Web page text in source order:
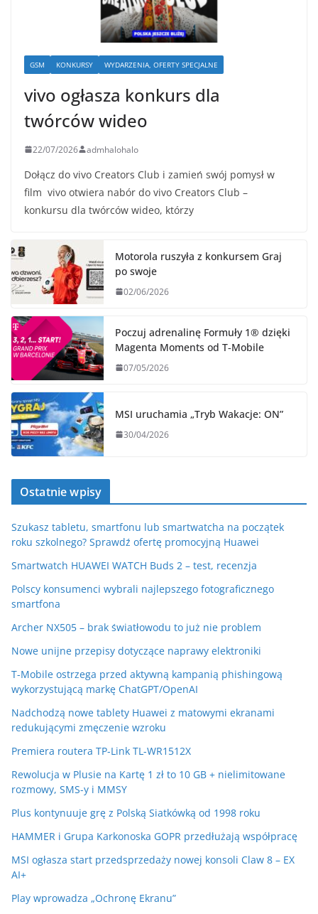
GSM KONKURSY WYDARZENIA, OFERTY SPECJALNE
vivo ogłasza konkurs dla
twórców wideo
22/07/2026 admhalohalo
Dołącz do vivo Creators Club i zamień swój pomysł w
film vivo otwiera nabór do vivo Creators Club –
konkursu dla twórców wideo, którzy
Motorola ruszyła z konkursem Graj
po swoje
02/06/2026
Poczuj adrenalinę Formuły 1® dzięki
Magenta Moments od T‑Mobile
07/05/2026
MSI uruchamia „Tryb Wakacje: ON”
30/04/2026
Ostatnie wpisy
Szukasz tabletu, smartfonu lub smartwatcha na początek
roku szkolnego? Sprawdź ofertę promocyjną Huawei
Smartwatch HUAWEI WATCH Buds 2 – test, recenzja
Polscy konsumenci wybrali najlepszego fotograficznego
smartfona
Archer NX505 – brak światłowodu to już nie problem
Nowe unijne przepisy dotyczące naprawy elektroniki
T-Mobile ostrzega przed aktywną kampanią phishingową
wykorzystującą markę ChatGPT/OpenAI
Nadchodzą nowe tablety Huawei z matowymi ekranami
redukującymi zmęczenie wzroku
Premiera routera TP-Link TL-WR1512X
Rewolucja w Plusie na Kartę 1 zł to 10 GB + nielimitowane
rozmowy, SMS-y i MMSY
Plus kontynuuje grę z Polską Siatkówką od 1998 roku
HAMMER i Grupa Karkonoska GOPR przedłużają współpracę
MSI ogłasza start przedsprzedaży nowej konsoli Claw 8 – EX
AI+
Play wprowadza „Ochronę Ekranu”